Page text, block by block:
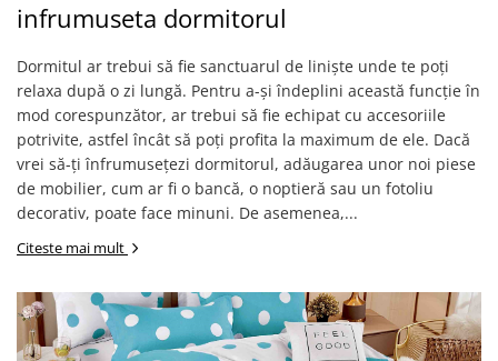
infrumuseta dormitorul
Dormitul ar trebui să fie sanctuarul de liniște unde te poți
relaxa după o zi lungă. Pentru a-și îndeplini această funcție în
mod corespunzător, ar trebui să fie echipat cu accesoriile
potrivite, astfel încât să poți profita la maximum de ele. Dacă
vrei să-ți înfrumusețezi dormitorul, adăugarea unor noi piese
de mobilier, cum ar fi o bancă, o noptieră sau un fotoliu
decorativ, poate face minuni. De asemenea,...
Citeste mai mult